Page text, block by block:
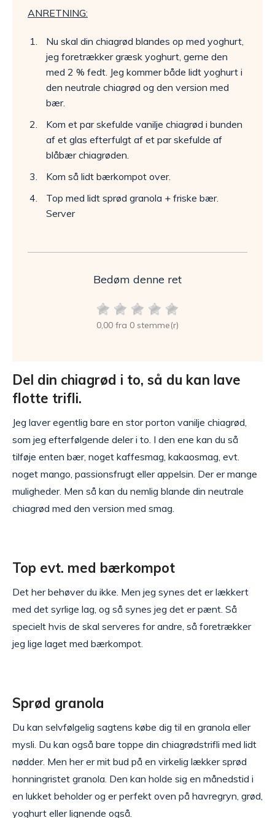
ANRETNING:
Nu skal din chiagrød blandes op med yoghurt,
jeg foretrækker græsk yoghurt, gerne den
med 2 % fedt. Jeg kommer både lidt yoghurt i
den neutrale chiagrød og den version med
bær.
Kom et par skefulde vanilje chiagrød i bunden
af et glas efterfulgt af et par skefulde af
blåbær chiagrøden.
Kom så lidt bærkompot over.
Top med lidt sprød granola + friske bær.
Server
Bedøm denne ret
0,00 fra 0 stemme(r)
Del din chiagrød i to, så du kan lave
flotte trifli.
Jeg laver egentlig bare en stor porton vanilje chiagrød,
som jeg efterfølgende deler i to. I den ene kan du så
tilføje enten bær, noget kaffesmag, kakaosmag, evt.
noget mango, passionsfrugt eller appelsin. Der er mange
muligheder. Men så kan du nemlig blande din neutrale
chiagrød med den version med smag.
Top evt. med bærkompot
Det her behøver du ikke. Men jeg synes det er lækkert
med det syrlige lag, og så synes jeg det er pænt. Så
specielt hvis de skal serveres for andre, så foretrækker
jeg lige laget med bærkompot.
Sprød granola
Du kan selvfølgelig sagtens købe dig til en granola eller
mysli. Du kan også bare toppe din chiagrødstrifli med lidt
nødder. Men her er mit bud på en virkelig lækker sprød
honningristet granola. Den kan holde sig en månedstid i
en lukket beholder og er perfekt oven på havregryn, grød,
yoghurt eller lignende også.